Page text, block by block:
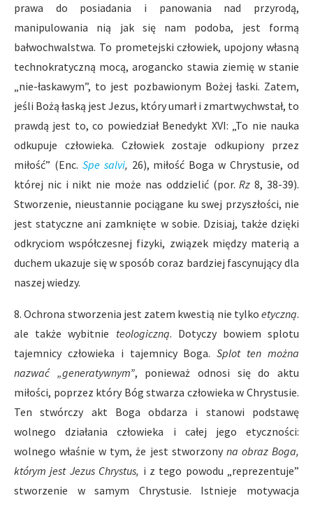
prawa do posiadania i panowania nad przyrodą,
manipulowania nią jak się nam podoba, jest formą
bałwochwalstwa. To prometejski człowiek, upojony własną
technokratyczną mocą, arogancko stawia ziemię w stanie
„nie-łaskawym”, to jest pozbawionym Bożej łaski. Zatem,
jeśli Bożą łaską jest Jezus, który umarł i zmartwychwstał, to
prawdą jest to, co powiedział Benedykt XVI: „To nie nauka
odkupuje człowieka. Człowiek zostaje odkupiony przez
miłość” (Enc. Spe salvi, 26), miłość Boga w Chrystusie, od
której nic i nikt nie może nas oddzielić (por.Rz 8, 38-39).
Stworzenie, nieustannie pociągane ku swej przyszłości, nie
jest statyczne ani zamknięte w sobie. Dzisiaj, także dzięki
odkryciom współczesnej fizyki, związek między materią a
duchem ukazuje się w sposób coraz bardziej fascynujący dla
naszej wiedzy.
8. Ochrona stworzenia jest zatem kwestią nie tylko etyczną.
ale także wybitnie teologiczną. Dotyczy bowiem splotu
tajemnicy człowieka i tajemnicy Boga.Splot ten można
nazwać „generatywnym”, ponieważ odnosi się do aktu
miłości, poprzez który Bóg stwarza człowieka w Chrystusie.
Ten stwórczy akt Boga obdarza i stanowi podstawę
wolnego działania człowieka i całej jego etyczności:
wolnego właśnie w tym, że jest stworzony na obraz Boga,
którym jest Jezus Chrystus, i z tego powodu „reprezentuje”
stworzenie w samym Chrystusie. Istnieje motywacja